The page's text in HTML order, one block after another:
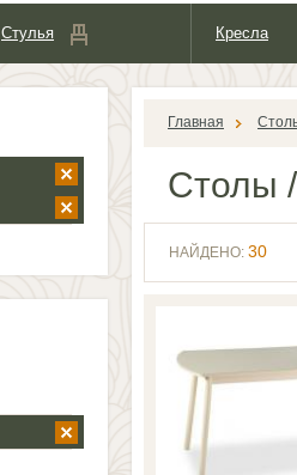
Стулья Кресла
Главная
Столы /
НАЙДЕНО: 30